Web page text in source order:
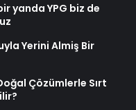
yanda YPG biz de
Yerini Almiş Bir
Çözümlerle Sırt